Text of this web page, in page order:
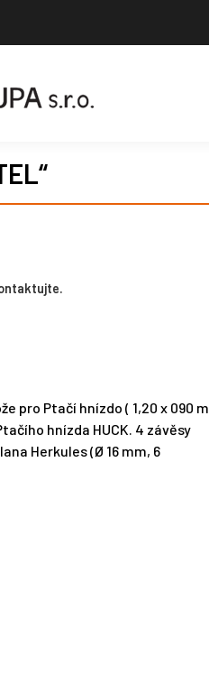
pro Ptačí hnízdo ( 1,20 x 090 m
hnízda HUCK. 4 závěsy
Herkules (Ø 16 mm, 6